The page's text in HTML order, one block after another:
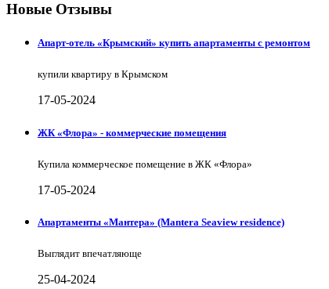
Новые Отзывы
Апарт-отель «Крымский» купить апартаменты с ремонтом
купили квартиру в Крымском
17-05-2024
ЖК «Флора» - коммерческие помещения
Купила коммерческое помещение в ЖК «Флора»
17-05-2024
Апартаменты «Мантера» (Mantera Seaview rеsidence)
Выглядит впечатляюще
25-04-2024